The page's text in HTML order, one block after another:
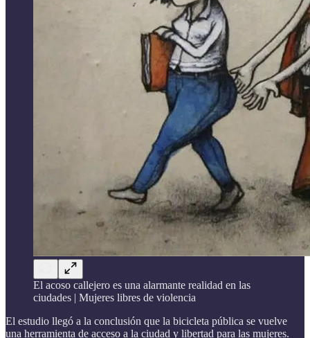
El acoso callejero es una alarmante realidad en las
ciudades | Mujeres libres de violencia
El estudio llegó a la conclusión que la bicicleta pública se vuelve
una herramienta de acceso a la ciudad y libertad para las mujeres.